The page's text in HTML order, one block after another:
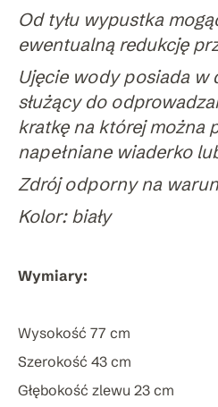
Od tyłu wypustka
ewentualną redukcję
Ujęcie wody posiada w
służący do
kratkę na której można
napełniane wiaderko
Zdrój odporny na
Kolor: biały
Wymiary:
Wysokość 77 cm
Szerokość 43 cm
Głębokość zlewu 23 cm